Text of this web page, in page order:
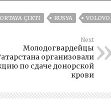
ÇIKTI
RUSYA VOLOVO
Next
Молодогвардейцы
организовали
по сдаче донорской
крови